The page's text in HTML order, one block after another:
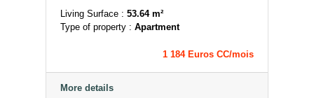
Living Surface : 53.64 m²
Type of property : Apartment
1 184 Euros CC/mois
More details